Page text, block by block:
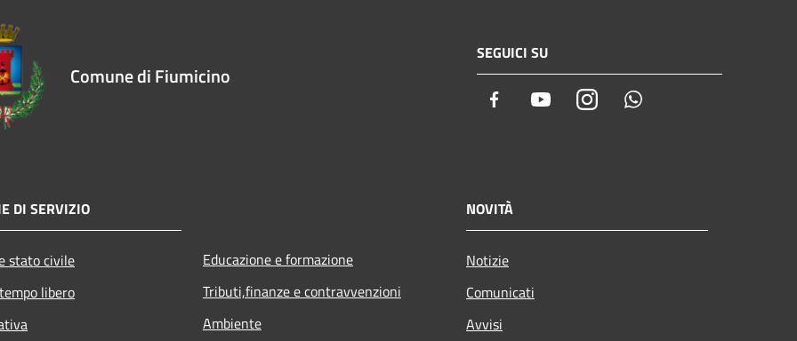
Comune di Fiumicino
SEGUICI SU
Facebook YoutubeInstagram
DI SERVIZIO
stato civile
libero
Educazione e formazione
Tributi,finanze e contravvenzioni
Ambiente
NOVITÀ
Notizie
Comunicati
Avvisi